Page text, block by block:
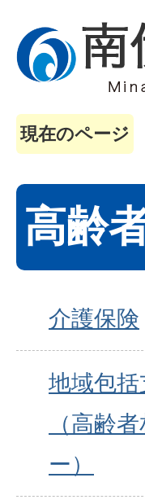
現在のページ
高齢
介護保険
地域包
（高齢
ー）